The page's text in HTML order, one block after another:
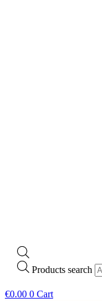
Products search
€0.00 0 Cart